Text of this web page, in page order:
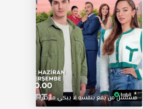
مسلسلمنيقعبنفسهلا يبكيمترجم